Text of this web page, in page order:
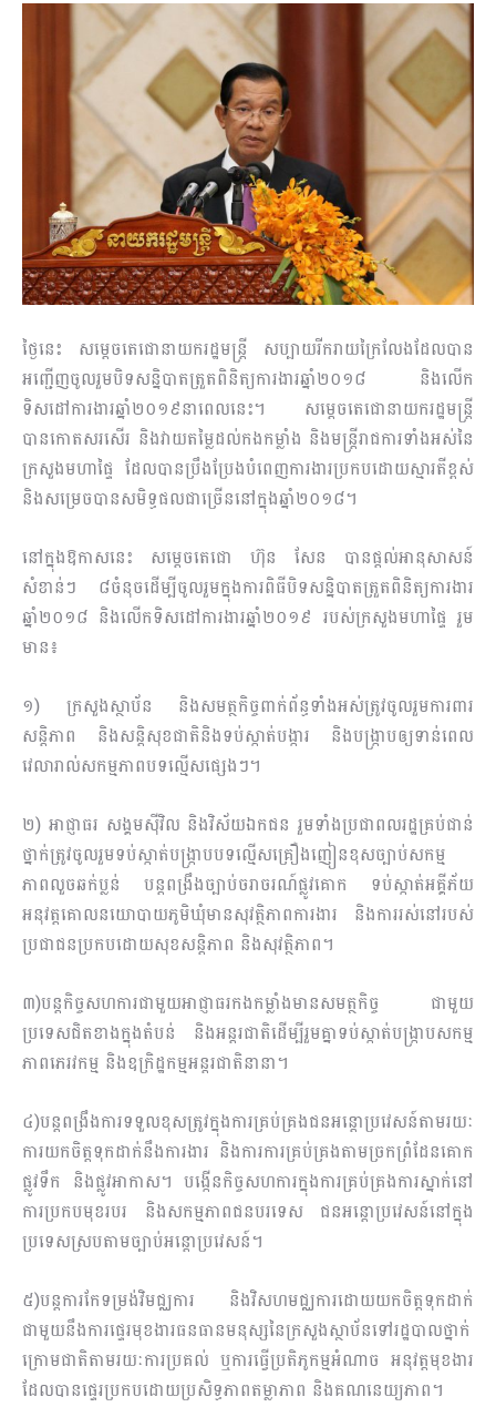
ថ្ងៃនេះ សម្តេចតេជោនាយករដ្ឋមន្ត្រី សប្បាយរីករាយក្រៃលែងដែលបាន
អញ្ជើញចូលរួមបិទសន្និបាតត្រួតពិនិត្យការ​ងារ​ឆ្នាំ២០១៨ និងលើក
ទិសដៅការងារឆ្នាំ២០១៩នាពេលនេះ។ សម្តេចតេជោនាយករដ្ឋមន្ត្រី
បានកោតសរសើរ និង​វាយតម្លៃដល់កងកម្លាំង និងមន្រ្តីរាជការទាំងអស់នៃ
ក្រសួងមហាផ្ទៃ ដែលបានប្រឹងប្រែងបំពេញការងារប្រកបដោយស្មារតីខ្ពស់
និងសម្រេចបានសមិទ្ធផលជាច្រើននៅក្នុងឆ្នាំ២០១៨។
នៅក្នុងឱកាសនេះ សម្តេចតេជោ ហ៊ុន សែន បានផ្តល់អានុសាសន៍
សំខាន់ៗ ៨ចំនុចដើម្បីចូលរួមក្នុងការពិធីបិទសន្និបាតត្រួតពិនិត្យការងារ
ឆ្នាំ២០១៨ និងលើកទិសដៅការងារឆ្នាំ២០១៩ របស់ក្រសួងមហាផ្ទៃ រួម
មាន៖
១) ក្រសួងស្ថាប័ន និងសមត្ថកិច្ចពាក់ព័ន្ធទាំងអស់ត្រូវចូលរួមការពារ
សន្តិភាព និងសន្តិសុខជាតិនិងទប់ស្កាត់បង្ការ និងបង្រ្កាបឲ្យទាន់ពេល
វេលារាល់សកម្មភាពបទល្មើសផ្សេងៗ។
២) អាជ្ញាធរ សង្គមស៊ីវិល និងវិស័យឯកជន រួមទាំងប្រជាពលរដ្ឋគ្រប់ជាន់
ថ្នាក់ត្រូវចូលរួមទប់ស្កាត់បង្ក្រាបបទល្មើសគ្រឿងញៀនខុសច្បាប់សកម្ម
ភាពលួចឆក់ប្លន់ បន្តពង្រឹងច្បាប់ចរាចរណ៍ផ្លូវគោក ទប់ស្កាត់អគ្គីភ័យ
អនុវត្តគោលនយោបាយភូមិឃុំមានសុវត្ថិភាពការងារ និងការរស់នៅរបស់
ប្រជាជនប្រកបដោយសុខសន្តិភាព និងសុវត្ថិភាព។
៣)បន្តកិច្ចសហការជាមួយអាជ្ញាធរកងកម្លាំងមានសមត្ថកិច្ច ជាមួយ
ប្រទេសជិតខាងក្នុងតំបន់ និងអន្តរជាតិដើម្បីរួមគ្នាទប់ស្កាត់បង្រ្កាបសកម្ម
ភាពភេរវកម្ម និងឧក្រិដ្ឋកម្មអន្តរជាតិនានា។
៤)បន្តពង្រឹងការទទួលខុសត្រូវក្នុងការគ្រប់គ្រងជនអន្តោប្រវេសន៍តាមរយៈ
ការយកចិត្តទុកដាក់នឹងការងារ និងការការគ្រប់គ្រងតាមច្រកព្រំដែនគោក
ផ្លូវទឹក និងផ្លូវអាកាស។ បង្កើនកិច្ចសហការក្នុងការគ្រប់គ្រងការស្នាក់នៅ
ការប្រកបមុខរបរ និងសកម្មភាពជនបរទេស ជនអន្តោប្រវេសន៍នៅក្នុង
ប្រទេសស្របតាមច្បាប់អន្តោប្រវេសន៍។
៥)បន្តការកែទម្រង់វិមជ្ឈការ និងវិសហមជ្ឈការដោយយកចិត្តទុកដាក់
ជាមួយនឹងការផ្ទេរមុខងារធនធានមនុស្សនៃក្រសួងស្ថាប័នទៅរដ្ឋបាលថ្នាក់
ក្រោមជាតិតាមរយៈការប្រគល់ ឬការធ្វើប្រតិភូកម្មអំណាច អនុវត្តមុខងារ
ដែលបានផ្ទេរប្រកបដោយប្រសិទ្ធភាពតម្លាភាព និងគណនេយ្យភាព។